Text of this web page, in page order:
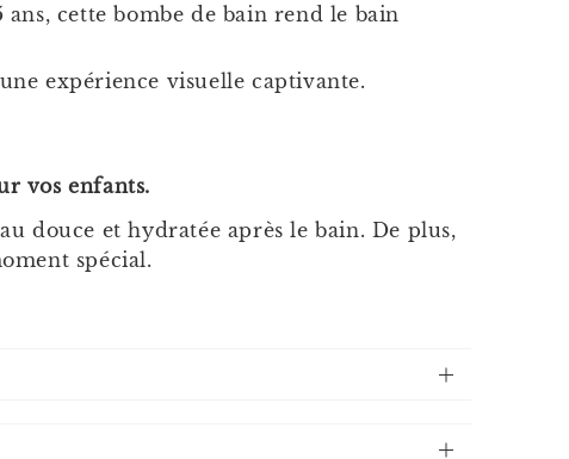
cette bombe de bain rend le bain
expérience visuelle captivante.
vos enfants.
douce et hydratée après le bain. De plus,
spécial.